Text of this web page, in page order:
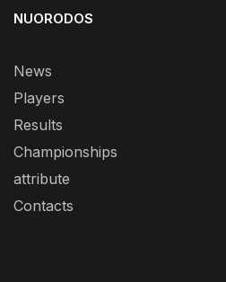
NUORODOS
News
Players
Results
Championships
attribute
Contacts